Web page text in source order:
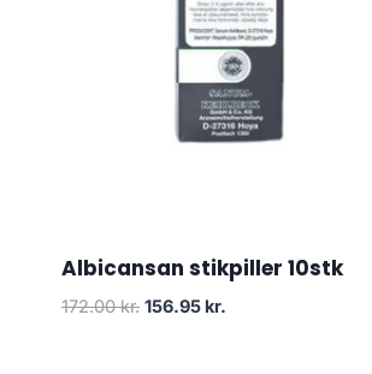
Albicansan stikpiller 10stk
172.00kr. Den
156.95 kr.